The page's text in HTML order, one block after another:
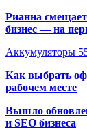
Рианна
бизнес — на
Аккумуляторы
Как выбрать
рабочем месте
Вышло
и SEO бизнеса